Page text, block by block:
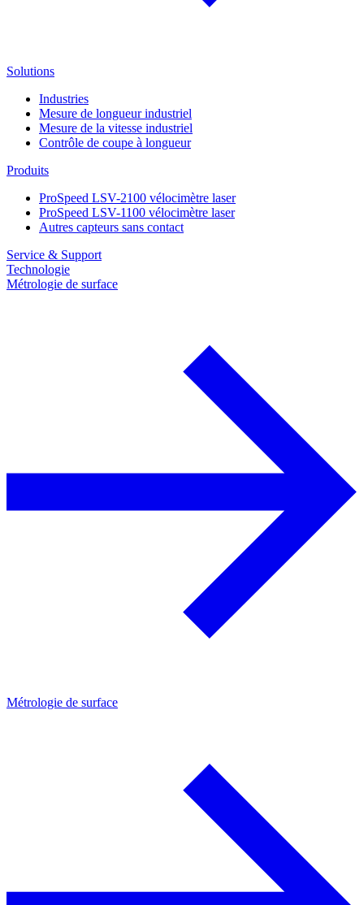
Solutions
Industries
Mesure de longueur industriel
Mesure de la vitesse industriel
Contrôle de coupe à longueur
Produits
ProSpeed LSV-2100 vélocimètre laser
ProSpeed LSV-1100 vélocimètre laser
Autres capteurs sans contact
Service & Support
Technologie
Métrologie de surface
Métrologie de surface